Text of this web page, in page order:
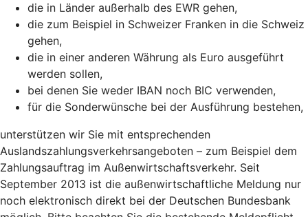
die in Länder außerhalb des EWR gehen,
die zum Beispiel in Schweizer Franken in die Schweiz
gehen,
die in einer anderen Währung als Euro ausgeführt
werden sollen,
bei denen Sie weder IBAN noch BIC verwenden,
für die Sonderwünsche bei der Ausführung bestehen,
unterstützen wir Sie mit entsprechenden
Auslandszahlungsverkehrsangeboten – zum Beispiel dem
Zahlungsauftrag im Außenwirtschaftsverkehr. Seit
September 2013 ist die außenwirtschaftliche Meldung nur
noch elektronisch direkt bei der Deutschen Bundesbank